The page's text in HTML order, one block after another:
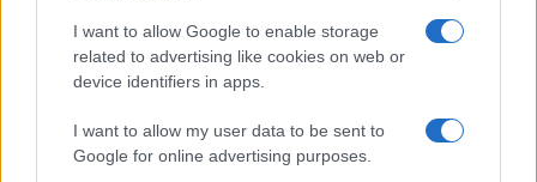
I want to allow Google to enable storage
related to advertising like cookies on web or
device identifiers in apps.
I want to allow my user data to be sent to
Google for online advertising purposes.
BTC
(KBTC)
$83,270.00
Steakhouse EURCV
Morpho Vault
$100,000,000,000,000.00